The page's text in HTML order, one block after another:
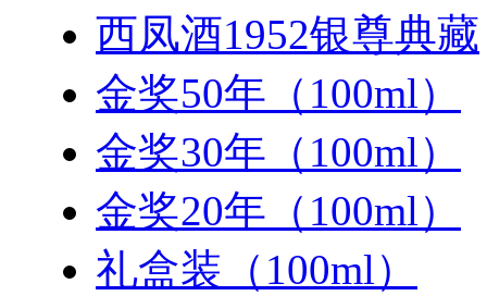
西凤酒1952银尊典藏
金奖50年（100ml）
金奖30年（100ml）
金奖20年（100ml）
礼盒装（100ml）